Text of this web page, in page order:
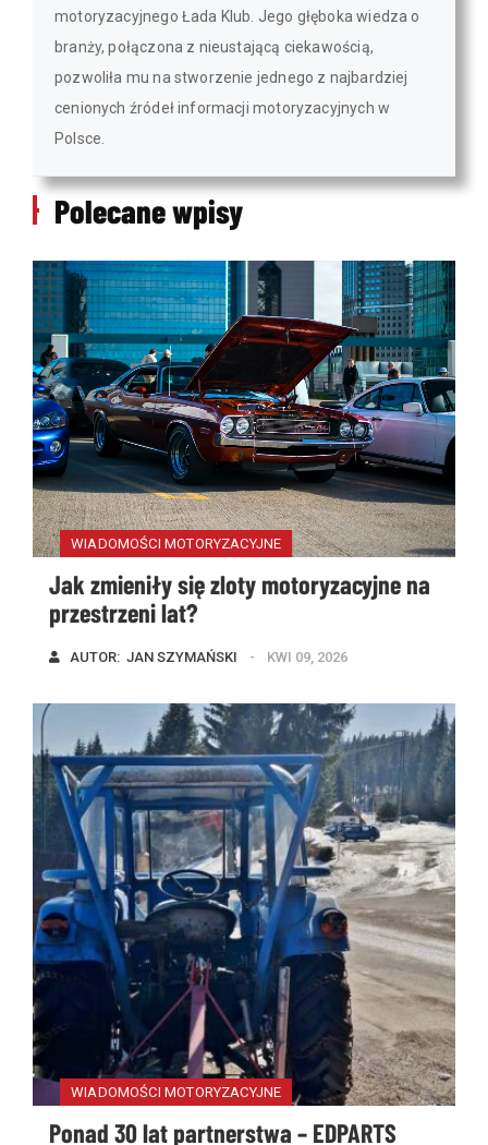
motoryzacyjnego Łada Klub. Jego głęboka wiedza o
branży, połączona z nieustającą ciekawością,
pozwoliła mu na stworzenie jednego z najbardziej
cenionych źródeł informacji motoryzacyjnych w
Polsce.
Polecane wpisy
WIADOMOŚCI MOTORYZACYJNE
Jak zmieniły się zloty motoryzacyjne na
przestrzeni lat?
AUTOR: JAN SZYMAŃSKI KWI 09, 2026
WIADOMOŚCI MOTORYZACYJNE
Ponad 30 lat partnerstwa – EDPARTS